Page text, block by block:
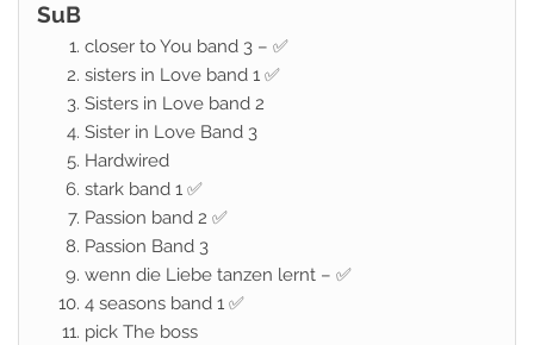
SuB
closer to You band 3 – ✅
sisters in Love band 1 ✅
Sisters in Love band 2
Sister in Love Band 3
Hardwired
stark band 1 ✅
Passion band 2 ✅
Passion Band 3
wenn die Liebe tanzen lernt – ✅
4 seasons band 1 ✅
pick The boss